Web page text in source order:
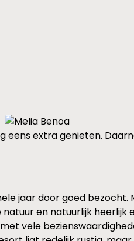
eens extra genieten.
jaar door goed bezocht.
en natuurlijk heerlijk
vele